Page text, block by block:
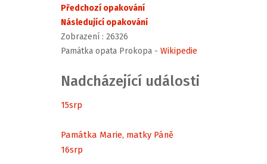
Předchozí opakování
Následující opakování
Zobrazení : 26326
Památka opata Prokopa - Wikipedie
Nadcházející události
15srp
Památka Marie, matky Páně
16srp